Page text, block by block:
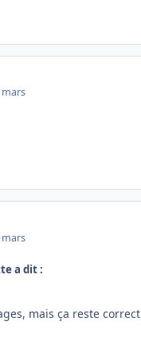
mars
mars
a dit :
mais ça reste correct